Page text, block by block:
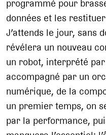
programmé pour
données et les
J’attends le jour, sans
révélera un nouveau
un robot, interprété
accompagné par un
numérique, de la
un premier temps, on
par la performance,